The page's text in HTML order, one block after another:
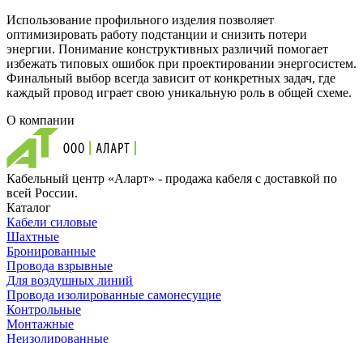
Использование профильного изделия позволяет
оптимизировать работу подстанции и снизить потери
энергии. Понимание конструктивных различий помогает
избежать типовых ошибок при проектировании энергосистем.
Финальный выбор всегда зависит от конкретных задач, где
каждый провод играет свою уникальную роль в общей схеме.
О компании
Кабельный центр «Аларт» - продажа кабеля с доставкой по
всей России.
Каталог
Кабели силовые
Шахтные
Бронированные
Провода взрывные
Для воздушных линий
Провода изолированные самонесущие
Контрольные
Монтажные
Неизолированные